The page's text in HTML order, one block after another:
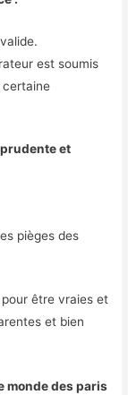
est soumis
et
pièges des
être vraies et
et bien
monde des paris